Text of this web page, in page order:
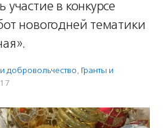
участие в конкурсе
новогодней тематики
доброволь­чест­во, Гранты и